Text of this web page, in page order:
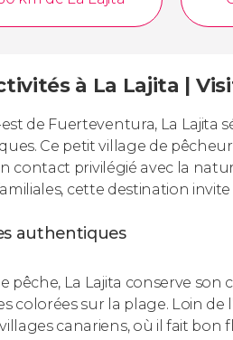
à La Lajita |
de Fuerteventura, La Lajita
Ce petit village de
contact privilégié avec la
cette destination
authentiques
pêche, La Lajita conserve
colorées sur la plage. Loin
canariens, où il fait bon